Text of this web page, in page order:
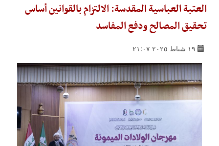
العتبة العباسية المقدسة: الالتزام بالقوانين أساس
تحقيق المصالح ودفع المفاسد
١٩ شباط ٢٠٢٥ ٢١:٠٧